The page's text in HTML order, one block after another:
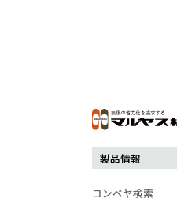
製品情報
コンベヤ検索